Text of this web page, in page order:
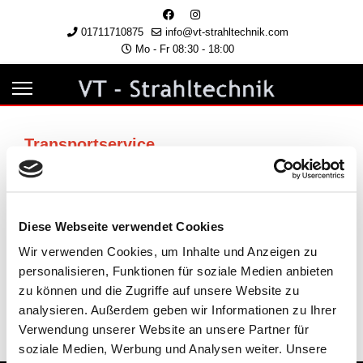
Diese Webseite verwendet Cookies
Wir verwenden Cookies, um Inhalte und Anzeigen zu
personalisieren, Funktionen für soziale Medien anbieten
zu können und die Zugriffe auf unsere Website zu
analysieren. Außerdem geben wir Informationen zu Ihrer
Verwendung unserer Website an unsere Partner für
soziale Medien, Werbung und Analysen weiter. Unsere
01711710875
info@vt-strahltechnik.com
Mo - Fr 08:30 - 18:00
Transportservice
Gerne bieten wir gegen Aufpreis an, die
Sprechen Sie uns an. Gerne telefonisch, per E-Mail
oder über unser
Kontaktformular.
Wir finden für jedes Projekt die beste Lösung.